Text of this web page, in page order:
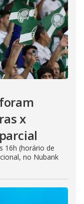
x
16h (horário de
no Nubank